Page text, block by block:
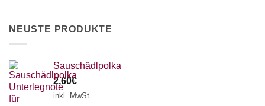
NEUSTE PRODUKTE
Sauschädlpolka
2,60€
inkl. MwSt.